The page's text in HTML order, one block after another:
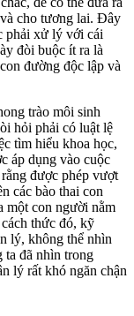
cho tương lai. Đây
phải xử lý với cái
đòi buộc ít ra là
đường độc lập và
trào môi sinh
hỏi phải có luật lệ
tìm hiểu khoa học,
áp dụng vào cuộc
được phép vượt
các bào thai con
một con người nằm
thức đó, kỹ
lý, không thể nhìn
ta đã nhìn trong
lý rất khó ngăn chận